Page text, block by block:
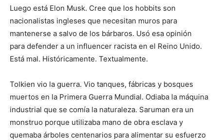
Luego está Elon Musk. Cree que los hobbits son
nacionalistas ingleses que necesitan muros para
mantenerse a salvo de los bárbaros. Usó esa opinión
para defender a un influencer racista en el Reino Unido.
Está mal. Históricamente. Textualmente.
Tolkien vio la guerra. Vio tanques, fábricas y bosques
muertos en la Primera Guerra Mundial. Odiaba la máquina
industrial que se comía la naturaleza. Saruman era un
monstruo porque utilizaba mano de obra esclava y
quemaba árboles centenarios para alimentar su esfuerzo